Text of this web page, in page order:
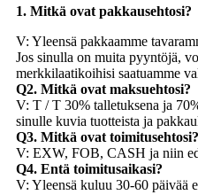
1. Mitkä ovat pakkausehtosi?
V: Yleensä pakkaamme
Jos sinulla on muita pyyntöjä,
merkkilaatikoihisi saatuamme
Q2. Mitkä ovat maksuehtosi?
V: T / T 30% talletuksena ja
sinulle kuvia tuotteista ja
Q3. Mitkä ovat toimitusehtosi?
V: EXW, FOB, CASH ja niin
Q4. Entä toimitusaikasi?
V: Yleensä kuluu 30-60 päivää